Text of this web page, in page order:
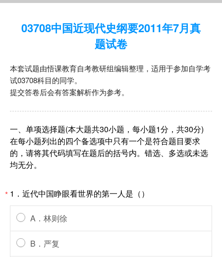
03708中国近现代史纲要2011年7月真
题试卷
本套试题由悟课教育自考教研组编辑整理，适用于参加自学考
试03708科目的同学。
提交答卷后会有答案解析作为参考。
一、单项选择题(本大题共30小题，每小题1分，共30分)
在每小题列出的四个备选项中只有一个是符合题目要求
的，请将其代码填写在题后的括号内。错选、多选或未选
均无分。
* 1．近代中国睁眼看世界的第一人是（）
A．林则徐
B．严复